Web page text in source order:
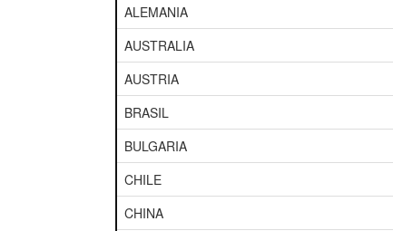
ALEMANIA
AUSTRALIA
AUSTRIA
BRASIL
BULGARIA
CHILE
CHINA